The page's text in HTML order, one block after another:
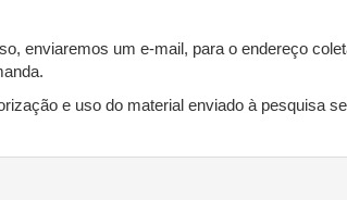
enviaremos um e-mail, para o endereço
e uso do material enviado à pesquisa